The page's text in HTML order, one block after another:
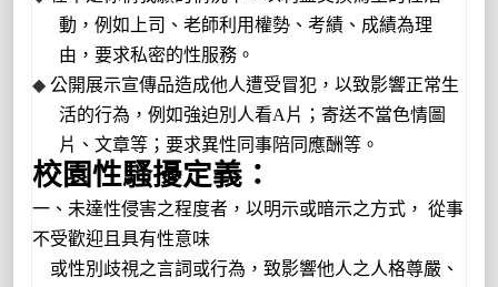
動，例如上司、老師利用權勢、考績、成績為理
由，要求私密的性服務。
◆ 公開展示宣傳品造成他人遭受冒犯，以致影響正常生
活的行為，例如強迫別人看A 片；寄送不當色情圖
片、文章等；要求異性同事陪同應酬等。
校園性騷擾定義：
一、未達性侵害之程度者，以明示或暗示之方式， 從事
不受歡迎且具有性意味
或性別歧視之言詞或行為，致影響他人之人格尊嚴、